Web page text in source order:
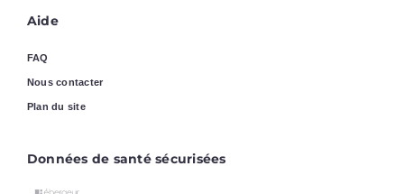
Aide
FAQ
Nous contacter
Plan du site
Données de santé sécurisées